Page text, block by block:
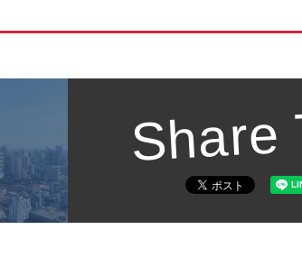
Share